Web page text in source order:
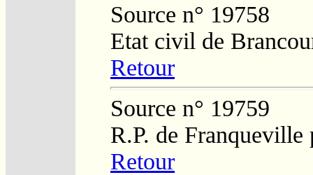
Source n° 19758
Etat civil de
Retour
Source n° 19759
R.P. de Franqueville
Retour